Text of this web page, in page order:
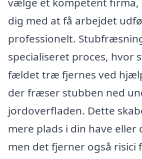
dig med at få arbejdet
professionelt.
specialiseret proces, hvor
fældet træ fjernes ved
der fræser stubben ned
jordoverfladen. Dette
mere plads i din have eller
men det fjerner også risici